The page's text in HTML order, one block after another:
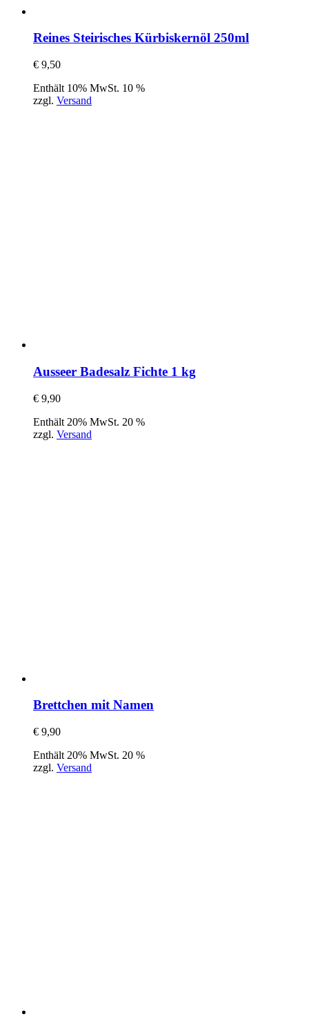
Reines Steirisches Kürbiskernöl 250ml
€ 9,50
Enthält 10% MwSt. 10 %
zzgl. Versand
Ausseer Badesalz Fichte 1 kg
€ 9,90
Enthält 20% MwSt. 20 %
zzgl. Versand
Brettchen mit Namen
€ 9,90
Enthält 20% MwSt. 20 %
zzgl. Versand